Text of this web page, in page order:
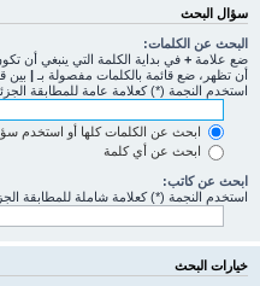
سؤال البحث
البحث عن الكلمات:
ضع علامة + في بداية الكلمة التي ينبغي أن
أن تظهر، ضع قائمة بالكلمات مفصولة بـ | بين
استخدم النجمة (*) كعلامة عامة للمطابقة
ابحث عن الكلمات كلها أو استخدم
ابحث عن أي كلمة
ابحث عن كاتب:
استخدم النجمة (*) كعلامة شاملة للمطابقة
خيارات البحث